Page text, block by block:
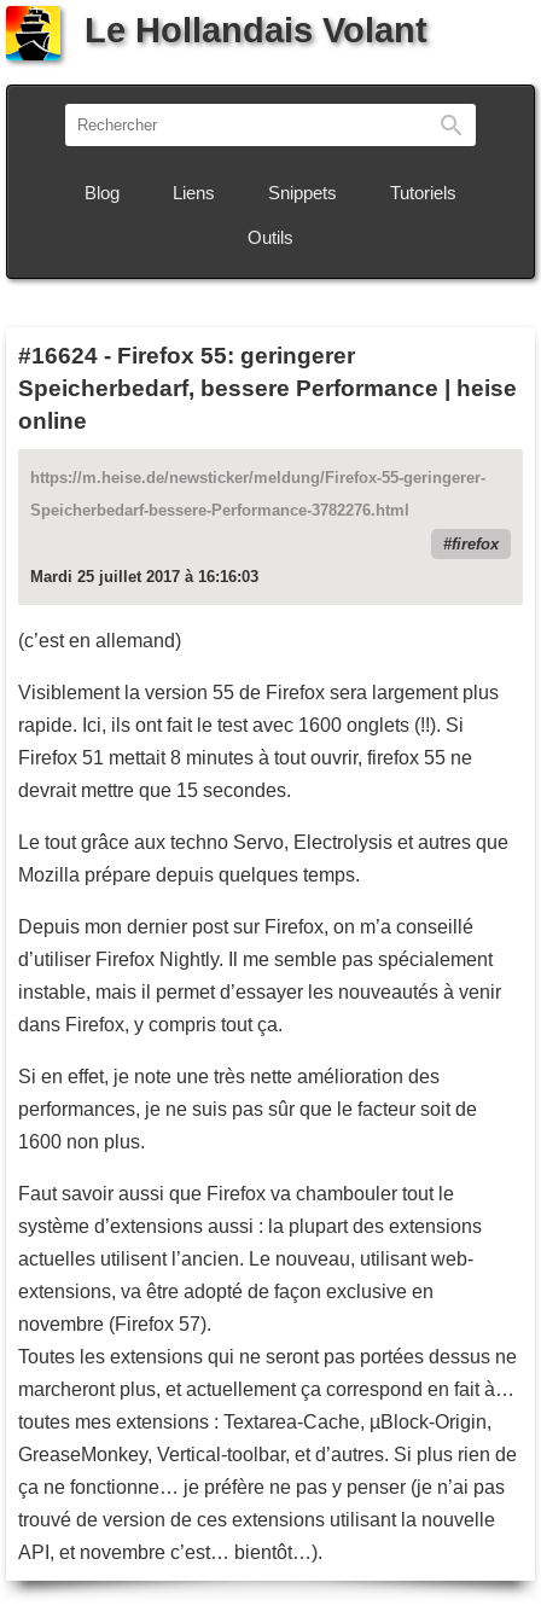
Le Hollandais Volant
Blog Liens Snippets Tutoriels
Outils
#16624 - Firefox 55: geringerer
Speicherbedarf, bessere Performance | heise
online
https://m.heise.de/newsticker/meldung/Firefox-55-geringerer-
Speicherbedarf-bessere-Performance-3782276.html
firefox
Mardi 25 juillet 2017 à 16:16:03
(c’est en allemand)
Visiblement la version 55 de Firefox sera largement plus
rapide. Ici, ils ont fait le test avec 1600 onglets (!!). Si
Firefox 51 mettait 8 minutes à tout ouvrir, firefox 55 ne
devrait mettre que 15 secondes.
Le tout grâce aux techno Servo, Electrolysis et autres que
Mozilla prépare depuis quelques temps.
Depuis mon dernier post sur Firefox, on m’a conseillé
d’utiliser Firefox Nightly. Il me semble pas spécialement
instable, mais il permet d’essayer les nouveautés à venir
dans Firefox, y compris tout ça.
Si en effet, je note une très nette amélioration des
performances, je ne suis pas sûr que le facteur soit de
1600 non plus.
Faut savoir aussi que Firefox va chambouler tout le
système d’extensions aussi : la plupart des extensions
actuelles utilisent l’ancien. Le nouveau, utilisant web-
extensions, va être adopté de façon exclusive en
novembre (Firefox 57).
Toutes les extensions qui ne seront pas portées dessus ne
marcheront plus, et actuellement ça correspond en fait à…
toutes mes extensions : Textarea-Cache, µBlock-Origin,
GreaseMonkey, Vertical-toolbar, et d’autres. Si plus rien de
ça ne fonctionne… je préfère ne pas y penser (je n’ai pas
trouvé de version de ces extensions utilisant la nouvelle
API, et novembre c’est… bientôt…).